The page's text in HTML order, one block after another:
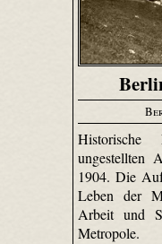
Historische
ungestellten
1904. Die
Leben der
Arbeit und
Metropole.